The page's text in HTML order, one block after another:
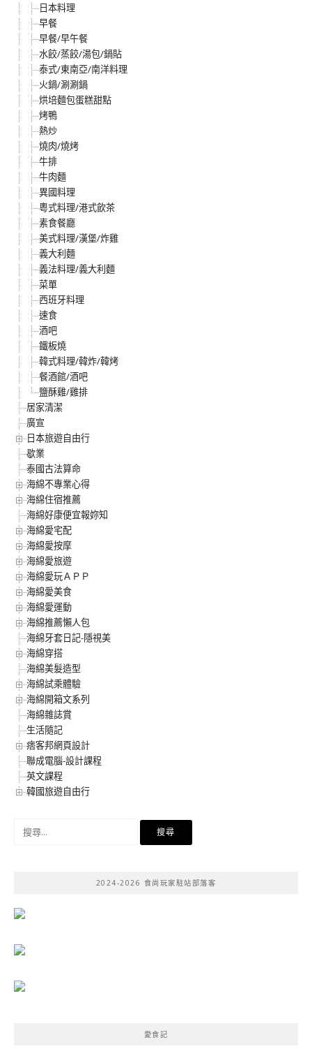
日本料理
早餐
早餐/早午餐
水餃/蒸餃/湯包/鍋貼
泰式/東南亞/南洋料理
火鍋/涮涮鍋
烘培麵包蛋糕甜點
烤鴨
熱炒
燒肉/燒烤
牛排
牛肉麵
異國料理
粵式料理/港式飲茶
素食餐廳
美式料理/漢堡/炸雞
義大利麵
義法料理/義大利麵
菜單
西班牙料理
速食
酒吧
鐵板燒
韓式料理/韓炸/韓烤
餐酒館/酒吧
鹽酥雞/雞排
居家清潔
廣宣
日本旅遊自由行
歇業
泰國古法算命
海綿不專業心得
海綿住宿推薦
海綿好康便宜報妳知
海綿愛宅配
海綿愛按摩
海綿愛旅遊
海綿愛玩ＡＰＰ
海綿愛美食
海綿愛運動
海綿推薦懶人包
海綿牙套日記-隱視美
海綿穿搭
海綿美髮造型
海綿試乘體驗
海綿開箱文系列
海綿雜誌賞
生活隨記
痞客邦網頁設計
聯成電腦-設計課程
英文課程
韓國旅遊自由行
2024-2026 食尚玩家駐站部落客
愛食記